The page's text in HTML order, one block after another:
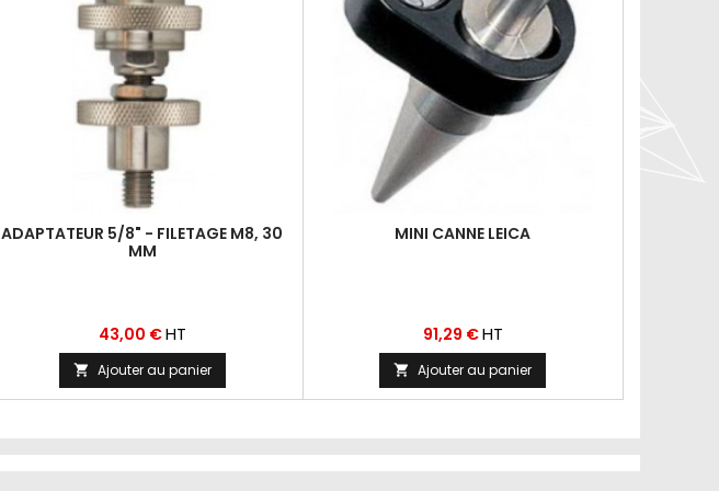
ADAPTATEUR 5/8" - FILETAGE M8, 30
MM
Prix
43,00 €HT
 Ajouter au panier
MINI CANNE LEICA
Prix
91,29 €HT
 Ajouter au panier